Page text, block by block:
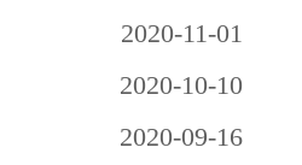
2020-11-01
2020-10-10
2020-09-16